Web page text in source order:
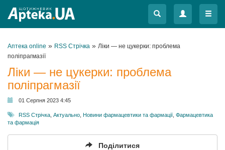
Меню
Меню
Аптека online » RSS Стрічка » Ліки — не цукерки: проблема
поліпрагмазії
Ліки — не цукерки: проблема
поліпрагмазії
01 Серпня 2023 4:45
RSS Стрічка Актуально Новини фармацевтики та фармації Фармацевтика
та фармація
Поділитися